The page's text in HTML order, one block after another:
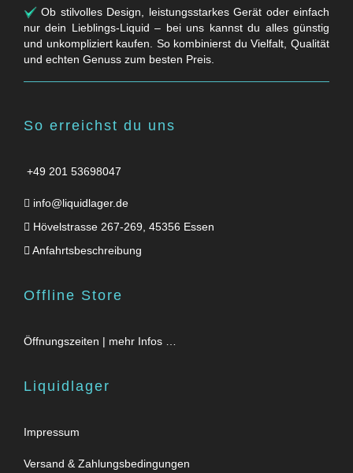
Ob stilvolles Design, leistungsstarkes Gerät oder einfach
nur dein Lieblings-Liquid – bei uns kannst du alles günstig
und unkompliziert kaufen. So kombinierst du Vielfalt, Qualität
und echten Genuss zum besten Preis.
So erreichst du uns
+49 201 53698047
info@liquidlager.de
Hövelstrasse 267-269, 45356 Essen
Anfahrtsbeschreibung
Offline Store
Öffnungszeiten | mehr Infos …
Liquidlager
Impressum
Versand & Zahlungsbedingungen